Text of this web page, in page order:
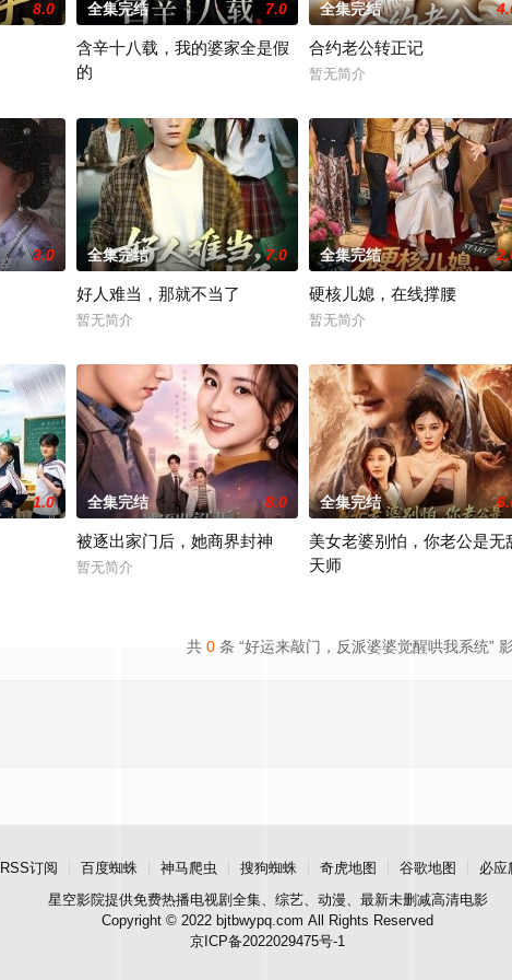
8.0 全集完结 7.0
含辛十八载，我的婆家全是假
的
全集完结
合约老公转正记
暂无简介
3.0 全集完结 7.0
好人难当，那就不当了
暂无简介
全集完结
硬核儿媳，在线撑腰
暂无简介
1.0 全集完结 8.0
被逐出家门后，她商界封神
暂无简介
全集完结
美女老婆别怕，你老公是无
天师
共 0 条 “好运来敲门，反派婆婆觉醒哄我系统”
RSS订阅 百度蜘蛛 神马爬虫 搜狗蜘蛛 奇虎地图 谷歌地图
必应
星空影院提供免费热播电视剧全集、综艺、动漫、最新未删减高清电影
Copyright © 2022 bjtbwypq.com All Rights Reserved
京ICP备2022029475号-1